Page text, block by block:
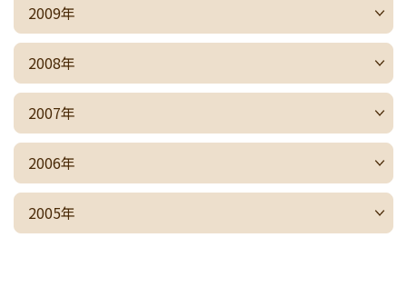
2009年
2008年
2007年
2006年
2005年